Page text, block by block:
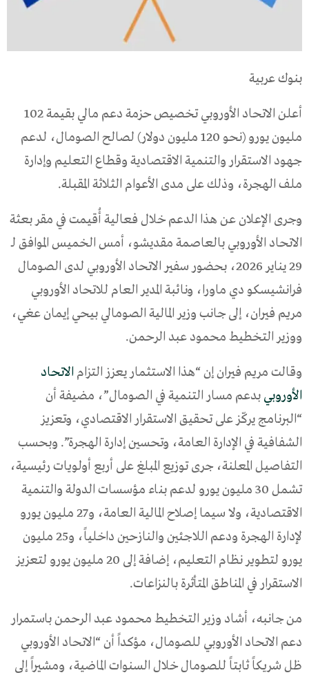
بنوك عربية
أعلن الاتحاد الأوروبي تخصيص حزمة دعم مالي بقيمة 102
مليون يورو (نحو 120 مليون دولار) لصالح الصومال، لدعم
جهود الاستقرار والتنمية الاقتصادية وقطاع التعليم وإدارة
ملف الهجرة، وذلك على مدى الأعوام الثلاثة المقبلة.
وجرى الإعلان عن هذا الدعم خلال فعالية أُقيمت في مقر بعثة
الاتحاد الأوروبي بالعاصمة مقديشو، أمس الخميس الموافق لـ
29 يناير 2026، بحضور سفير الاتحاد الأوروبي لدى الصومال
فرانشيسكو دي ماورا، ونائبة المدير العام للاتحاد الأوروبي
مريم فيران، إلى جانب وزير المالية الصومالي بيحي إيمان عغي،
ووزير التخطيط محمود عبد الرحمن.
وقالت مريم فيران إن “هذا الاستثمار يعزز التزام الاتحاد
الأوروبي بدعم مسار التنمية في الصومال”، مضيفة أن
“البرنامج يركّز على تحقيق الاستقرار الاقتصادي، وتعزيز
الشفافية في الإدارة العامة، وتحسين إدارة الهجرة”. وبحسب
التفاصيل المعلنة، جرى توزيع المبلغ على أربع أولويات رئيسية،
تشمل 30 مليون يورو لدعم بناء مؤسسات الدولة والتنمية
الاقتصادية، ولا سيما إصلاح المالية العامة، و27 مليون يورو
لإدارة الهجرة ودعم اللاجئين والنازحين داخلياً، و25 مليون
يورو لتطوير نظام التعليم، إضافة إلى 20 مليون يورو لتعزيز
الاستقرار في المناطق المتأثرة بالنزاعات.
من جانبه، أشاد وزير التخطيط محمود عبد الرحمن باستمرار
دعم الاتحاد الأوروبي للصومال، مؤكداً أن “الاتحاد الأوروبي
ظل شريكاً ثابتاً للصومال خلال السنوات الماضية، ومشيراً إلى